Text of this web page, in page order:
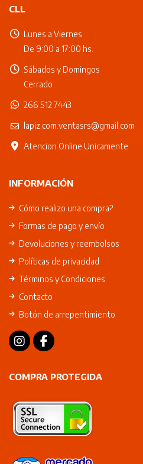
CLL
Lunes a Viernes
De 9:00 a 17:00 hs.
Sábados y Domingos
Cerrado
266 512 7443
lapiz.com.ventasrs@gmail.com
Atencion Online Unicamente
INFORMACIÓN
Cómo realizo una compra?
Formas de pago y envío
Devoluciones y reembolsos
Políticas de privacidad
Términos y Condiciones
Contacto
Botón de arrepentimiento
COMPRA PROTEGIDA